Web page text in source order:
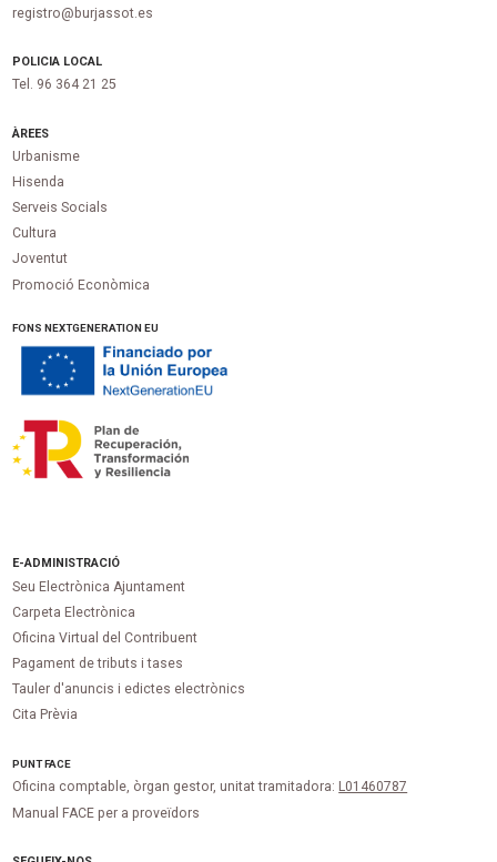
registro@burjassot.es
POLICIA LOCAL
Tel. 96 364 21 25
ÀREES
Urbanisme
Hisenda
Serveis Socials
Cultura
Joventut
Promoció Econòmica
FONS NEXTGENERATION EU
E-ADMINISTRACIÓ
Seu Electrònica Ajuntament
Carpeta Electrònica
Oficina Virtual del Contribuent
Pagament de tributs i tases
Tauler d'anuncis i edictes electrònics
Cita Prèvia
PUNTFACE
Oficina comptable, òrgan gestor, unitat tramitadora: L01460787
Manual FACE per a proveïdors